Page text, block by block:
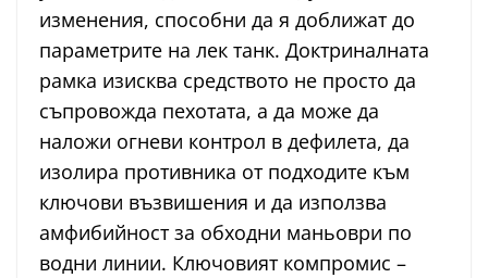
изменения, способни да я доближат до
параметрите на лек танк. Доктриналната
рамка изисква средството не просто да
съпровожда пехотата, а да може да
наложи огневи контрол в дефилета, да
изолира противника от подходите към
ключови възвишения и да използва
амфибийност за обходни маньоври по
водни линии. Ключовият компромис –